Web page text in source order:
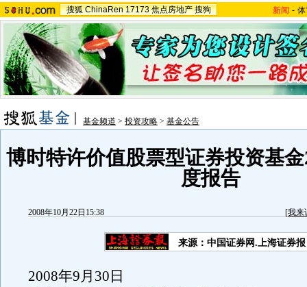
搜狐 ChinaRen 17173 焦点房地产 搜狗 新闻 -
基金频道 > 投资攻略 > 基金公告
博时特许价值股票型证券投资基
度报告
2008年10月22日15:38 [我来
来源：中国证券网.上海证券报
2008年9月30日